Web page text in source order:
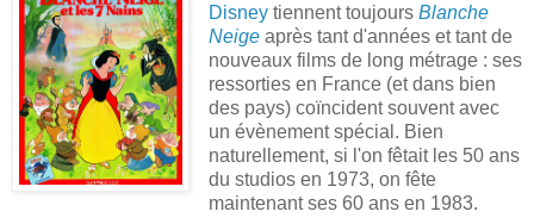
Disneytiennent toujours Blanche
Neigeaprès tant d'années et tant de
nouveaux films de long métrage : ses
ressorties en France (et dans bien
des pays) coïncident souvent avec
un évènement spécial. Bien
naturellement, si l'on fêtait les 50 ans
du studios en 1973, on fête
maintenant ses 60 ans en 1983.